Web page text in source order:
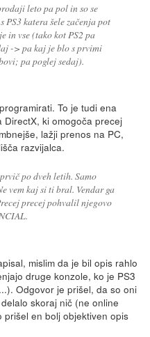
leto pa pol in so se
katera šele začenja pot
in vse (tako kot PS2 pa
-> pa kaj je blo s prvimi
pa poglej sedaj).
To je tudi ena
ki omogoča precej
lažji prenos na PC,
razvijalca.
po dveh letih. Samo
vem kaj si ti bral. Vendar ga
precej pohvalil njegovo
mislim da je bil opis rahlo
druge konzole, ko je PS3
Odgovor je prišel, da so oni
skoraj nič (ne online
en bolj objektiven opis